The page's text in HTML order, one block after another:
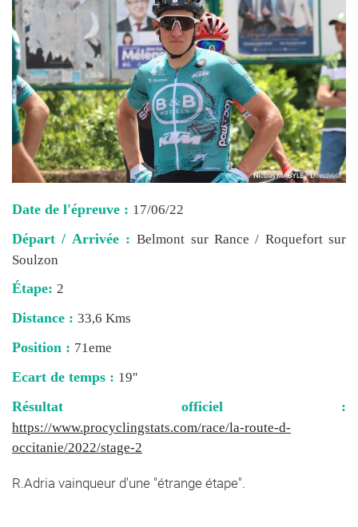
Date de l'épreuve : 17/06/22
Départ / Arrivée :Belmont sur Rance / Roquefort sur
Soulzon
Étape: 2
Distance : 33,6 Kms
Position : 71eme
Ecart de temps : 19''
Résultat officiel :
https://www.procyclingstats.com/race/la-route-d-
occitanie/2022/stage-2
R.Adria vainqueur d'une "étrange étape".